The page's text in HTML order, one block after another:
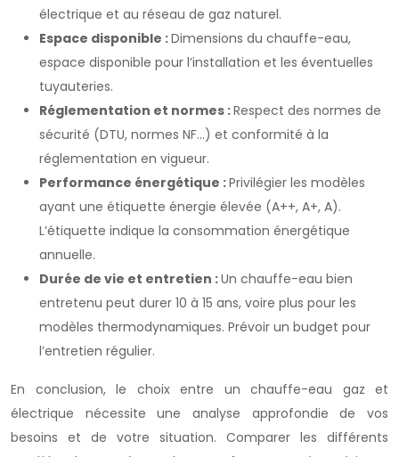
électrique et au réseau de gaz naturel.
Espace disponible :Dimensions du chauffe-eau,
espace disponible pour l’installation et les éventuelles
tuyauteries.
Réglementation et normes :Respect des normes de
sécurité (DTU, normes NF…) et conformité à la
réglementation en vigueur.
Performance énergétique :Privilégier les modèles
ayant une étiquette énergie élevée (A++, A+, A).
L’étiquette indique la consommation énergétique
annuelle.
Durée de vie et entretien :Un chauffe-eau bien
entretenu peut durer 10 à 15 ans, voire plus pour les
modèles thermodynamiques. Prévoir un budget pour
l’entretien régulier.
En conclusion, le choix entre un chauffe-eau gaz et
électrique nécessite une analyse approfondie de vos
besoins et de votre situation. Comparer les différents